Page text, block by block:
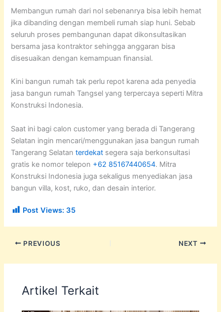
Membangun rumah dari nol sebenanrya bisa lebih hemat
jika dibanding dengan membeli rumah siap huni. Sebab
seluruh proses pembangunan dapat dikonsultasikan
bersama jasa kontraktor sehingga anggaran bisa
disesuaikan dengan kemampuan finansial.
Kini bangun rumah tak perlu repot karena ada penyedia
jasa bangun rumah Tangsel yang terpercaya seperti Mitra
Konstruksi Indonesia.
Saat ini bagi calon customer yang berada di Tangerang
Selatan ingin mencari/menggunakan jasa bangun rumah
Tangerang Selatanterdekat segera saja berkonsultasi
gratis ke nomor telepon +62 85167440654. Mitra
Konstruksi Indonesia juga sekaligus menyediakan jasa
bangun villa, kost, ruko, dan desain interior.
Post Views: 35
PREVIOUS NEXT
Artikel Terkait